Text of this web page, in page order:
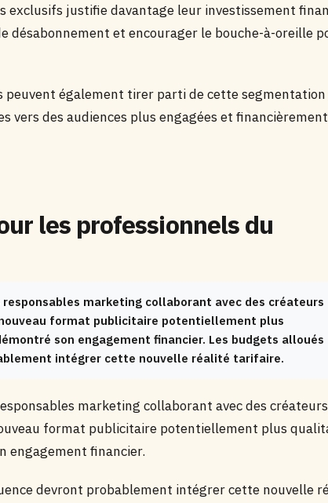
exclusifs justifie davantage leur investissement
désabonnement et encourager le bouche-à-oreille
peuvent également tirer parti de cette
vers des audiences plus engagées et financièrement
les professionnels du
marketing collaborant avec des créateurs
format publicitaire potentiellement plus
son engagement financier. Les budgets alloués
intégrer cette nouvelle réalité tarifaire.
marketing collaborant avec des créateurs
format publicitaire potentiellement plus
engagement financier.
devront probablement intégrer cette nouvelle